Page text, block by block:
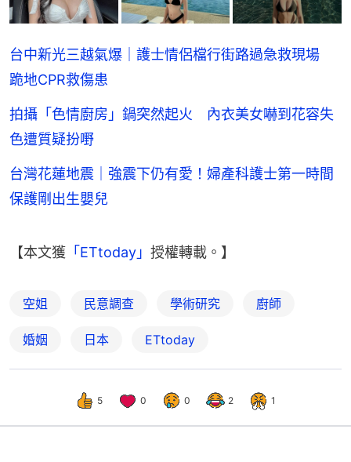
台中新光三越氣爆｜護士情侶檔行街路過急救現場
跪地CPR救傷患
拍攝「色情廚房」鍋突然起火 內衣美女嚇到花容失
色遭質疑扮嘢
台灣花蓮地震｜強震下仍有愛！婦產科護士第一時間
保護剛出生嬰兒
【本文獲 「ETtoday」 授權轉載。】
空姐 民意調查 學術研究 廚師
婚姻 日本 ETtoday
5 0 0 2 1